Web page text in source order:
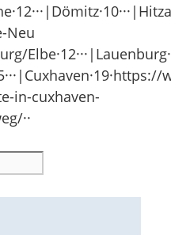
Neu
in-cuxhaven-
··